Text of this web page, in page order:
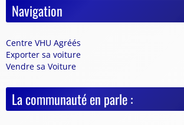
Navigation
Centre VHU Agréés
Exporter sa voiture
Vendre sa Voiture
La communauté en parle :